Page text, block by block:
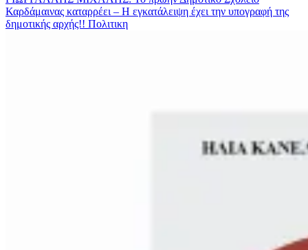
Καρδάμαινας καταρρέει – Η εγκατάλειψη έχει την υπογραφή της
δημοτικής αρχής!! Πολιτικη